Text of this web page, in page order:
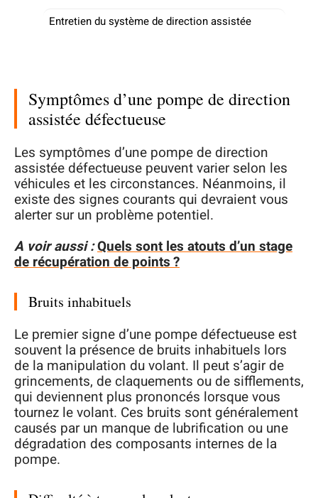
Entretien du système de direction assistée
Symptômes d’une pompe de direction
assistée défectueuse
Les symptômes d’une pompe de direction
assistée défectueuse peuvent varier selon les
véhicules et les circonstances. Néanmoins, il
existe des signes courants qui devraient vous
alerter sur un problème potentiel.
A voir aussi :Quels sont les atouts d’un stage
de récupération de points ?
Bruits inhabituels
Le premier signe d’une pompe défectueuse est
souvent la présence de bruits inhabituels lors
de la manipulation du volant. Il peut s’agir de
grincements, de claquements ou de sifflements,
qui deviennent plus prononcés lorsque vous
tournez le volant. Ces bruits sont généralement
causés par un manque de lubrification ou une
dégradation des composants internes de la
pompe.